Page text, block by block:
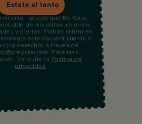
Estate al tanto
mi email acepto que Be Casa
de mis datos me envíe
y ofertas. Podrás retirar en
este consentimiento o
tus derechos a través de
Para mas
consulte la Política de
privacidad.